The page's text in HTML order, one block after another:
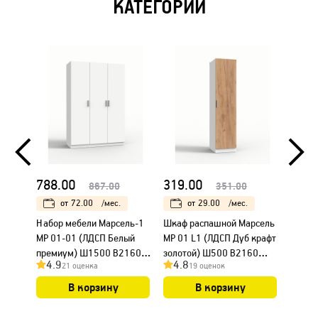
КАТЕГОРИИ
788.00 867.00
от 72.00 /мес.
Набор мебели Марсель-1
МР 01-01 (ЛДСП Белый
премиум) Ш1500 В2160
Г580
4.921 оценка
В корзину
319.00 351.00
от 29.00 /мес.
Шкаф распашной Марсель
МР 01 L1 (ЛДСП Дуб крафт
золотой) Ш500 В2160
Г580
4.819 оценок
В корзину